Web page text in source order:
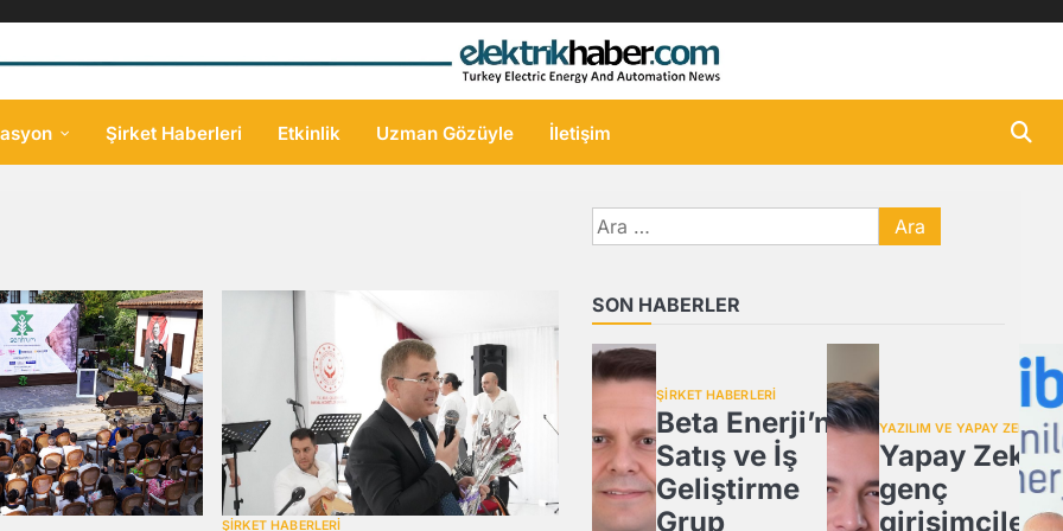
Şirket Haberleri Etkinlik Uzman Gözüyle İletişim
ŞİRKET HABERLERİ
Arama:
SON HABERLER
ŞİRKET HABERLERİ
Beta Enerji’nin
Satış ve İş
Geliştirme
Grup
YAZILIM VE YAPAY ZEKA
Yapay Zeka,
genç
girişimcilere